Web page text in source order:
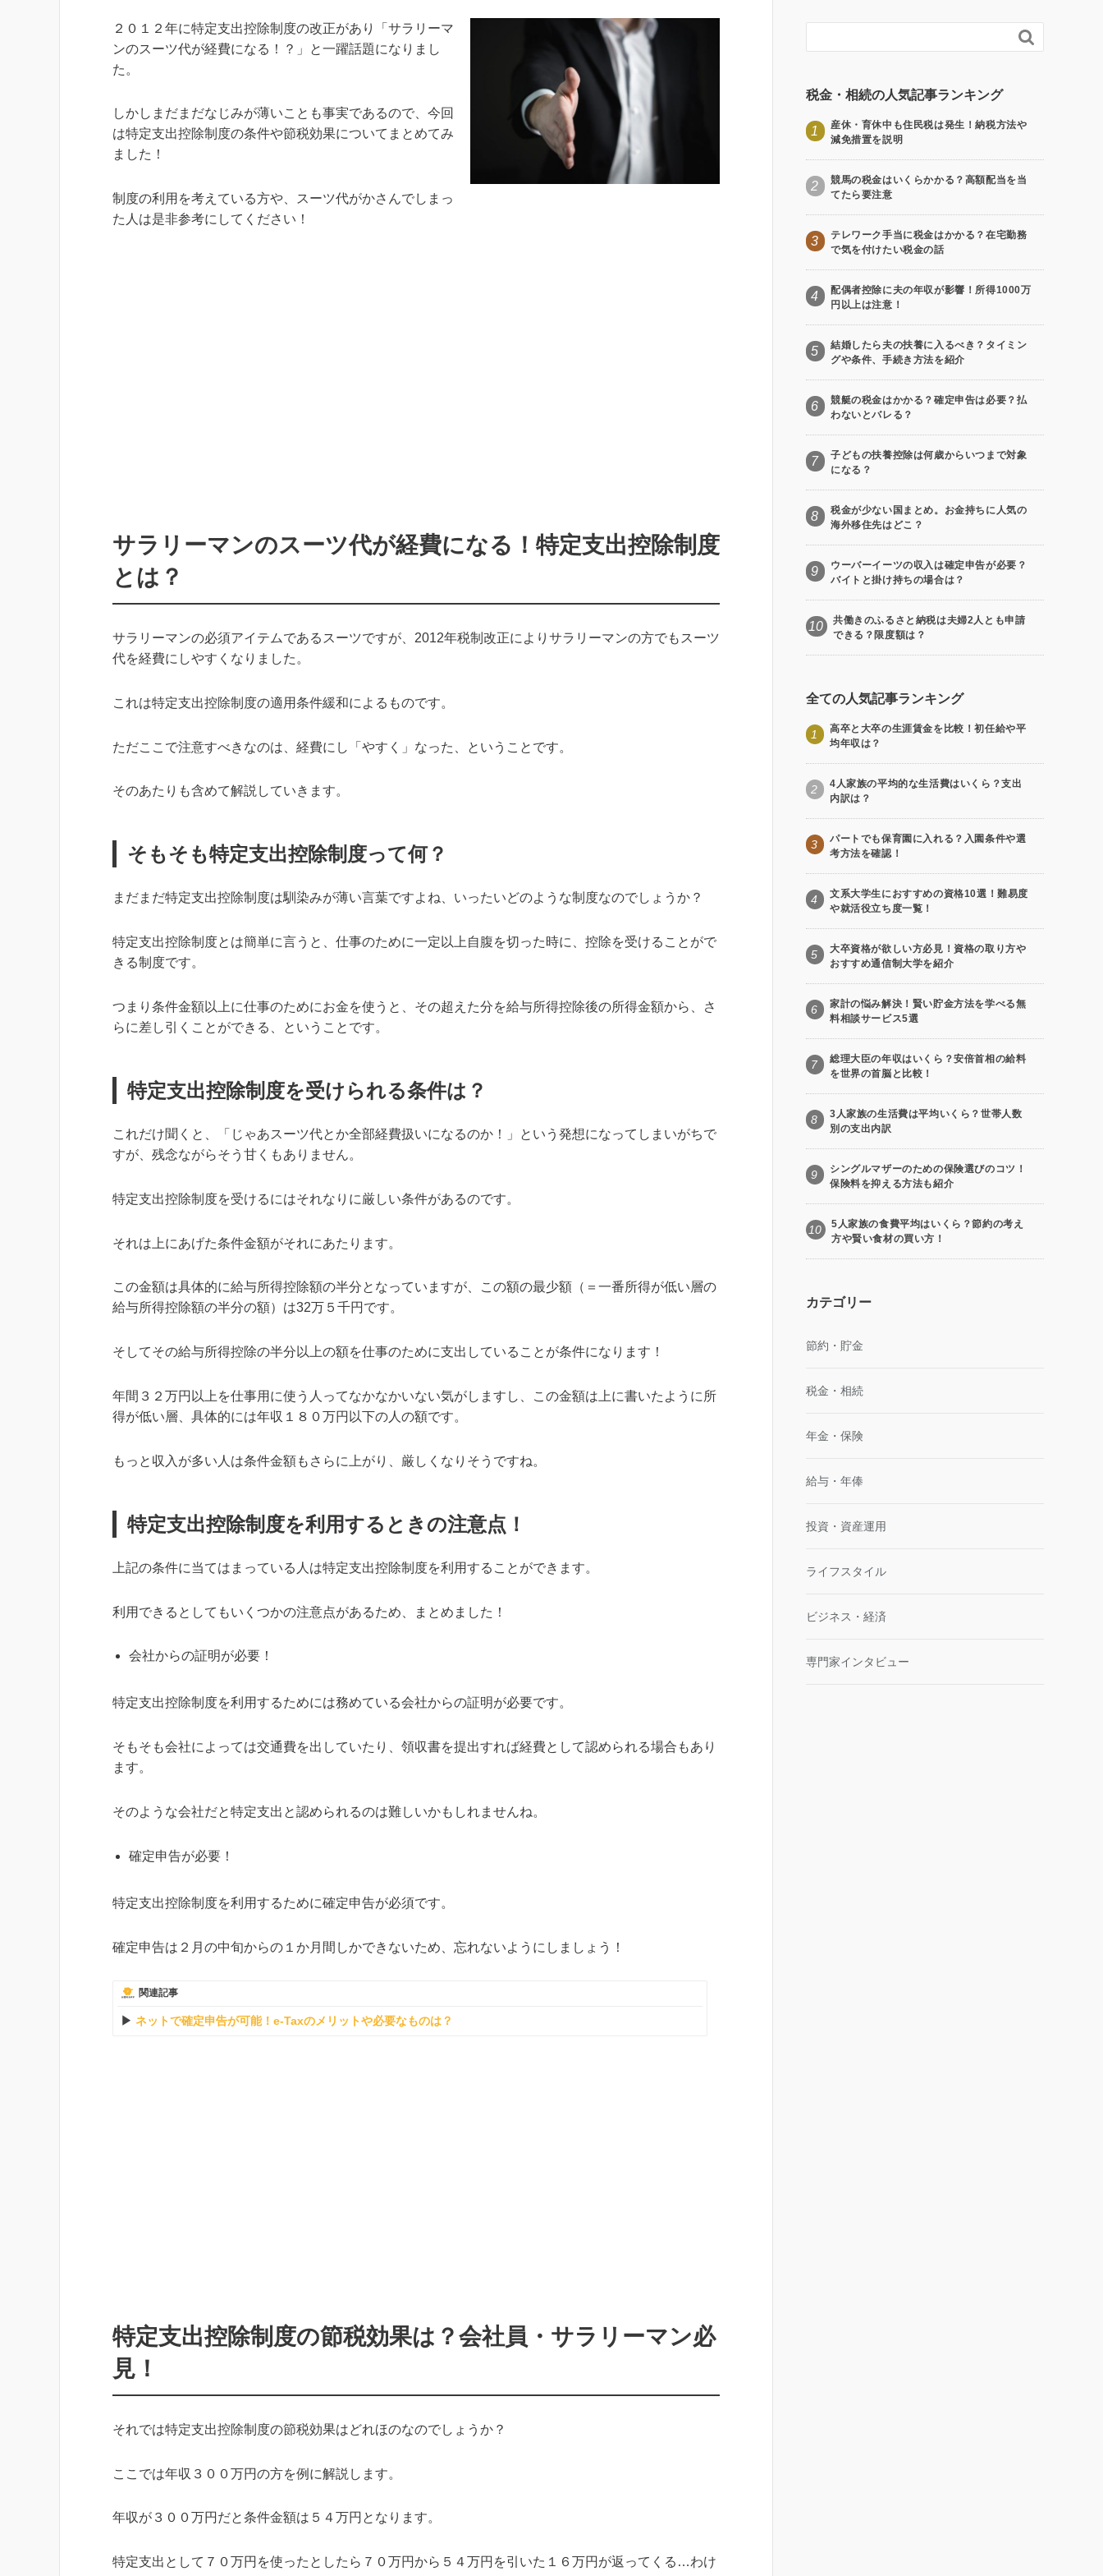
２０１２年に特定支出控除制度の改正があり「サラリーマ
ンのスーツ代が経費になる！？」と一躍話題になりまし
た。
しかしまだまだなじみが薄いことも事実であるので、今回
は特定支出控除制度の条件や節税効果についてまとめてみ
ました！
制度の利用を考えている方や、スーツ代がかさんでしまっ
た人は是非参考にしてください！
サラリーマンのスーツ代が経費になる！特定支出控除制度
とは？
サラリーマンの必須アイテムであるスーツですが、 2012年税制改正によりサラリーマンの方でもスーツ
代を経費にしやすくなりました。
これは特定支出控除制度の適用条件緩和によるものです。
ただここで注意すべきなのは、経費にし「 やすく 」なった、ということです。
そのあたりも含めて解説していきます。
そもそも特定支出控除制度って何？
まだまだ特定支出控除制度は馴染みが薄い言葉ですよね、いったいどのような制度なのでしょうか？
特定支出控除制度とは簡単に言うと、仕事のために一定以上自腹を切った時に、控除を受けることがで
きる制度です。
つまり 条件金額以上に仕事のためにお金を使うと、その超えた分を給与所得控除後の所得金額から、さ
らに差し引くことができる、ということです。
特定支出控除制度を受けられる条件は？
これだけ聞くと、「じゃあスーツ代とか全部経費扱いになるのか！」という発想になってしまいがちで
すが、残念ながらそう甘くもありません。
特定支出控除制度を受けるにはそれなりに厳しい条件があるのです。
それは上にあげた条件金額がそれにあたります。
この金額は具体的に給与所得控除額の半分となっていますが、この額の最少額（＝一番所得が低い層の
給与所得控除額の半分の額）は32万５千円です。
そしてその給与所得控除の半分以上の額を仕事のために支出していることが条件になります！
年間３２万円以上を仕事用に使う人ってなかなかいない気がしますし、この金額は上に書いたように所
得が低い層、具体的には年収１８０万円以下の人の額です。
もっと収入が多い人は条件金額もさらに上がり、厳しくなりそうですね。
特定支出控除制度を利用するときの注意点！
上記の条件に当てはまっている人は特定支出控除制度を利用することができます。
利用できるとしてもいくつかの注意点があるため、まとめました！
会社からの証明が必要！
特定支出控除制度を利用するためには務めている会社からの証明が必要です。
そもそも会社によっては交通費を出していたり、領収書を提出すれば経費として認められる場合もあり
ます。
そのような会社だと特定支出と認められるのは難しいかもしれませんね。
確定申告が必要！
特定支出控除制度を利用するために確定申告が必須です。
確定申告は２月の中旬からの１か月間しかできないため、忘れないようにしましょう！
関連記事
ネットで確定申告が可能！e-Taxのメリットや必要なものは？
特定支出控除制度の節税効果は？会社員・サラリーマン必
見！
それでは特定支出控除制度の節税効果はどれほのなのでしょうか？
ここでは年収３００万円の方を例に解説します。
年収が３００万円だと条件金額は５４万円となります。
特定支出として７０万円を使ったとしたら７０万円から５４万円を引いた１６万円が返ってくる…わけ

税金・相続の人気記事ランキング
1
産休・育休中も住民税は発生！納税方法や
減免措置を説明
2
競馬の税金はいくらかかる？高額配当を当
てたら要注意
3
テレワーク手当に税金はかかる？在宅勤務
で気を付けたい税金の話
4
配偶者控除に夫の年収が影響！所得1000万
円以上は注意！
5
結婚したら夫の扶養に入るべき？タイミン
グや条件、手続き方法を紹介
6
競艇の税金はかかる？確定申告は必要？払
わないとバレる？
7
子どもの扶養控除は何歳からいつまで対象
になる？
8
税金が少ない国まとめ。お金持ちに人気の
海外移住先はどこ？
9
ウーバーイーツの収入は確定申告が必要？
バイトと掛け持ちの場合は？
10
共働きのふるさと納税は夫婦2人とも申請
できる？限度額は？
全ての人気記事ランキング
1
高卒と大卒の生涯賃金を比較！初任給や平
均年収は？
2
4人家族の平均的な生活費はいくら？支出
内訳は？
3
パートでも保育園に入れる？入園条件や選
考方法を確認！
4
文系大学生におすすめの資格10選！難易度
や就活役立ち度一覧！
5
大卒資格が欲しい方必見！資格の取り方や
おすすめ通信制大学を紹介
6
家計の悩み解決！賢い貯金方法を学べる無
料相談サービス5選
7
総理大臣の年収はいくら？安倍首相の給料
を世界の首脳と比較！
8
3人家族の生活費は平均いくら？世帯人数
別の支出内訳
9
シングルマザーのための保険選びのコツ！
保険料を抑える方法も紹介
10
5人家族の食費平均はいくら？節約の考え
方や賢い食材の買い方！
カテゴリー
節約・貯金
税金・相続
年金・保険
給与・年俸
投資・資産運用
ライフスタイル
ビジネス・経済
専門家インタビュー